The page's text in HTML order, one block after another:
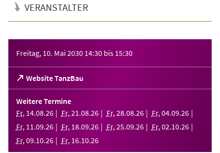
VERANSTALTER
Freitag, 10. Mai 2030 14:30 bis 15:30
Website TanzBau
(Öffnet
in
einem
neuen
Tab)
Weitere Termine
Fr, 14.08.26 Fr, 21 .08.26 Fr, 28.08.26 Fr, 04.09.26
Fr, 11 .09.26 Fr, 18.09.26 Fr, 25.09.26 Fr, 02.10.26
Fr, 09.10.26 Fr, 16.10.26